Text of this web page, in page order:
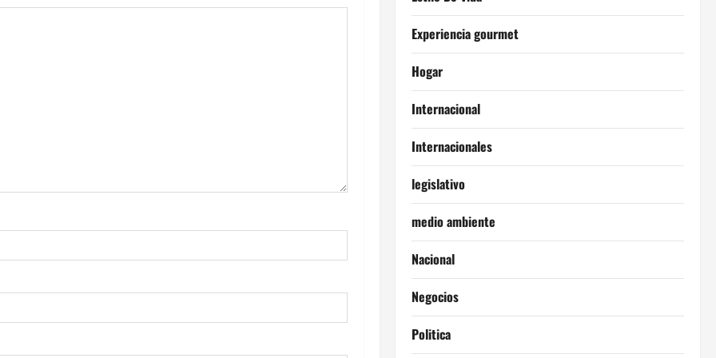
Experiencia gourmet
Hogar
Internacional
Internacionales
legislativo
medio ambiente
Nacional
Negocios
Politica